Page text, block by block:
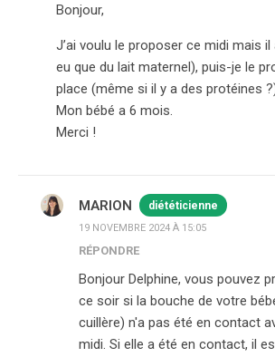
Bonjour,
J’ai voulu le proposer ce midi mais il
eu que du lait maternel), puis-je le
place (même si il y a des protéines
Mon bébé a 6 mois.
Merci !
MARION diététicienne
19 NOVEMBRE 2024 À 15:05
RÉPONDRE
Bonjour Delphine, vous pouvez
ce soir si la bouche de votre
cuillère) n'a pas été en contact
midi. Si elle a été en contact, il